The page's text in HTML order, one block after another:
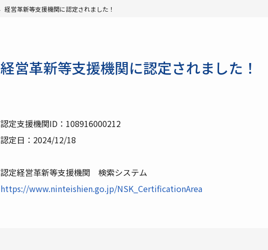
経営革新等支援機関に認定されました！
経営革新等支援機関に認定されました！
認定支援機関ID：108916000212
認定日：2024/12/18
認定経営革新等支援機関 検索システム
https://www.ninteishien.go.jp/NSK_CertificationArea